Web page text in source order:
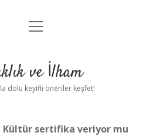
Anasayfa
Yasal Uyarı
menüyü
ve İlham
dolu keyifli öneriler keşfet!
Kültür sertifika veriyor mu